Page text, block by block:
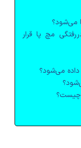
می‌شود؟
مچ پا قرار
می‌شود؟
چیست؟